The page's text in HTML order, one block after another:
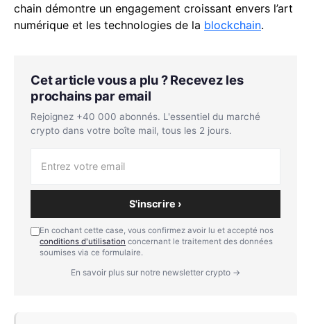
chain démontre un engagement croissant envers l’art
numérique et les technologies de la blockchain.
Cet article vous a plu ? Recevez les
prochains par email
Rejoignez +40 000 abonnés. L'essentiel du marché
crypto dans votre boîte mail, tous les 2 jours.
S'inscrire ›
En cochant cette case, vous confirmez avoir lu et accepté nos
conditions d'utilisation concernant le traitement des données
soumises via ce formulaire.
En savoir plus sur notre newsletter crypto →